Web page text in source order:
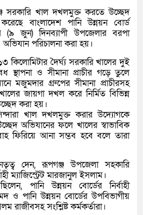
সরকারি খাল দখলমুক্ত করতে উচ্ছেদ
বাংলাদেশ পানি উন্নয়ন বোর্ড
(৯ জুন) দিনব্যাপী উপজেলার বরপা
পরিচালনা করা হয়।
কিলোমিটার দৈর্ঘ্য সরকারি খালের দুই
স্থাপনা ও সীমানা প্রাচীর গড়ে তুলে
মজুমদার গ্রুপের সীমানা প্রাচীরসহ
জায়গা দখল করে নির্মিত বিভিন্ন
করা হয়।
খাল দখলমুক্ত করার উদ্যোগকে
অভিযানের ফলে খালের স্বাভাবিক
ফিরিয়ে আনা সম্ভব হবে বলে তারা
দেন, রূপগঞ্জ উপজেলা সহকারি
ম্যাজিস্ট্রেট মারজানুল ইসলাম।
পানি উন্নয়ন বোর্ডের নির্বাহী
ও পানি উন্নয়ন বোর্ডের উপবিভাগীয়
সংশ্লিষ্ট কর্মকর্তারা।